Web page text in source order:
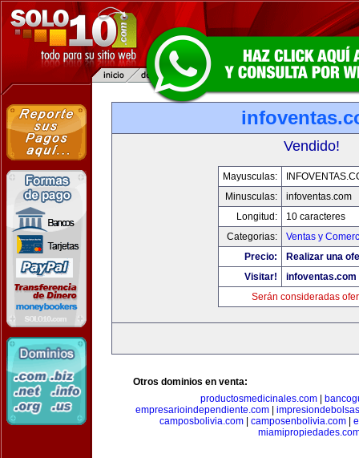
Vendido!
Mayusculas:
Minusculas:
infoventas.com
Longitud:
10 caracteres
Categorias:
Ventas y
Precio:
Realizar una
Visitar!
infoventas.com
Serán consideradas
Otros dominios en venta:
productosmedicinales.com|
empresarioindependiente.com
camposbolivia.com| camposenbolivia.com|